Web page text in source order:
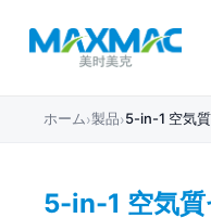
ホーム›製品›5-in-1 空気
5-in-1 空気